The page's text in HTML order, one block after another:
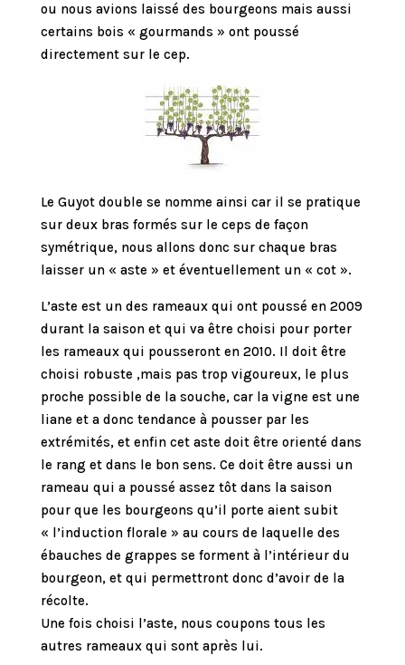
ou nous avions laissé des bourgeons mais aussi
certains bois « gourmands » ont poussé
directement sur le cep.
Le Guyot double se nomme ainsi car il se pratique
sur deux bras formés sur le ceps de façon
symétrique, nous allons donc sur chaque bras
laisser un « aste » et éventuellement un « cot ».
L’aste est un des rameaux qui ont poussé en 2009
durant la saison et qui va être choisi pour porter
les rameaux qui pousseront en 2010. Il doit être
choisi robuste ,mais pas trop vigoureux, le plus
proche possible de la souche, car la vigne est une
liane et a donc tendance à pousser par les
extrémités, et enfin cet aste doit être orienté dans
le rang et dans le bon sens. Ce doit être aussi un
rameau qui a poussé assez tôt dans la saison
pour que les bourgeons qu’il porte aient subit
« l’induction florale » au cours de laquelle des
ébauches de grappes se forment à l’intérieur du
bourgeon, et qui permettront donc d’avoir de la
récolte.
Une fois choisi l’aste, nous coupons tous les
autres rameaux qui sont après lui.